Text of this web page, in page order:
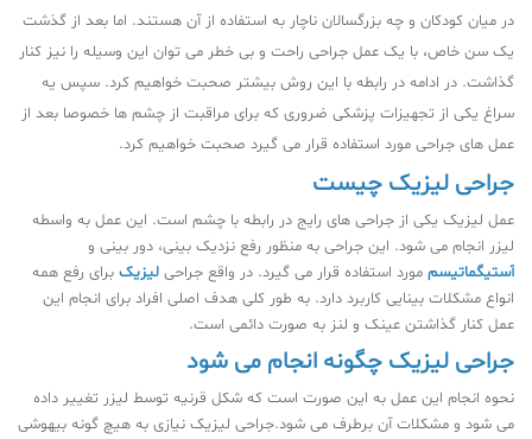
در میان کودکان و چه بزرگسالان ناچار به استفاده از آن هستند. اما بعد از گذشت
یک سن خاص، با یک عمل جراحی راحت و بی خطر می توان این وسیله را نیز کنار
گذاشت. در ادامه در رابطه با این روش بیشتر صحبت خواهیم کرد. سپس یه
سراغ یکی از تجهیزات پزشکی ضروری که برای مراقبت از چشم ها خصوصا بعد از
عمل های جراحی مورد استفاده قرار می گیرد صحبت خواهیم کرد.
جراحی لیزیک چیست
عمل لیزیک یکی از جراحی های رایج در رابطه با چشم است.‌ این عمل به واسطه
لیزر انجام می شود. این جراحی به منظور رفع نزدیک بینی، دور بینی و
آستیگماتیسم مورد استفاده قرار می گیرد. در واقع جراحی لیزیک برای رفع همه
انواع مشکلات بینایی کاربرد دارد. به طور کلی هدف اصلی افراد برای انجام این
عمل کنار گذاشتن عینک و لنز به صورت دائمی است.
جراحی لیزیک چگونه انجام می شود
نحوه انجام این عمل به این صورت است که شکل قرنیه توسط لیزر تغییر داده
می شود و مشکلات آن برطرف می شود.جراحی لیزیک نیازی به هیچ گونه بیهوشی